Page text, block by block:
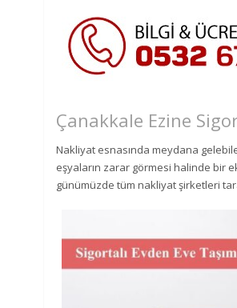
Çanakkale Ezine
Nakliyat esnasında meydana
eşyaların zarar görmesi halinde bir
günümüzde tüm nakliyat şirketleri